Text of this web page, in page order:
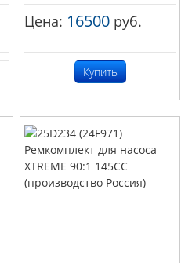
Цена: 16500 руб.
Купить